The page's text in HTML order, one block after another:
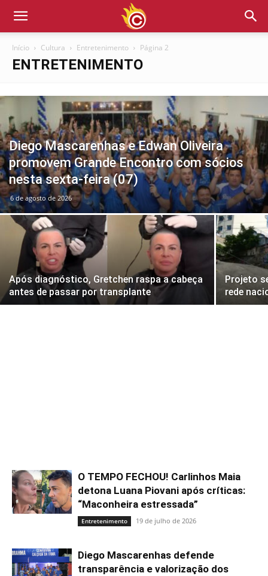
Início Cultura Entretenimento Página 2
ENTRETENIMENTO
Diego Mascarenhas e Edwan Oliveira
promovem Grande Encontro com sócios
nesta sexta-feira (07)
6 de agosto de 2026
Após diagnóstico, Gretchen raspa a cabeça
antes de passar por transplante
Projeto
rede
O TEMPO FECHOU! Carlinhos Maia
detona Luana Piovani após críticas:
“Maconheira estressada”
Entretenimento 19 de julho de 2026
Diego Mascarenhas defende
transparência e valorização dos